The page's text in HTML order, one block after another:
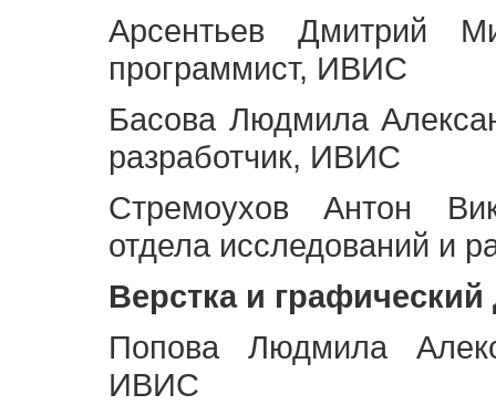
Арсентьев Дмитрий
программист, ИВИС
Басова Людмила
разработчик, ИВИС
Стремоухов Антон
отдела исследований и
Верстка и графический
Попова Людмила
ИВИС